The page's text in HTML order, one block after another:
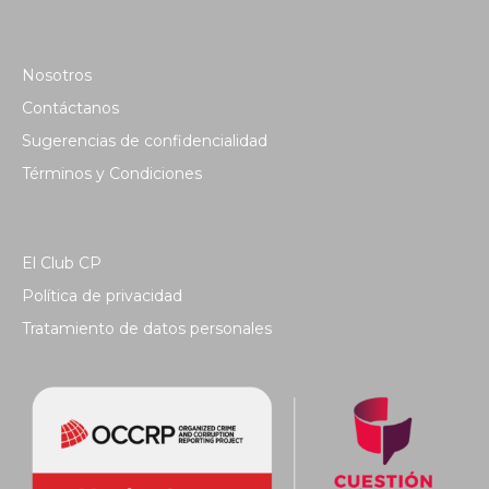
Nosotros
Contáctanos
Sugerencias de confidencialidad
Términos y Condiciones
El Club CP
Política de privacidad
Tratamiento de datos personales